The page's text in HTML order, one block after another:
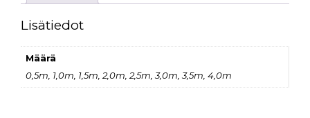
Lisätiedot
Määrä
0,5m, 1,0m, 1,5m, 2,0m, 2,5m, 3,0m, 3,5m, 4,0m